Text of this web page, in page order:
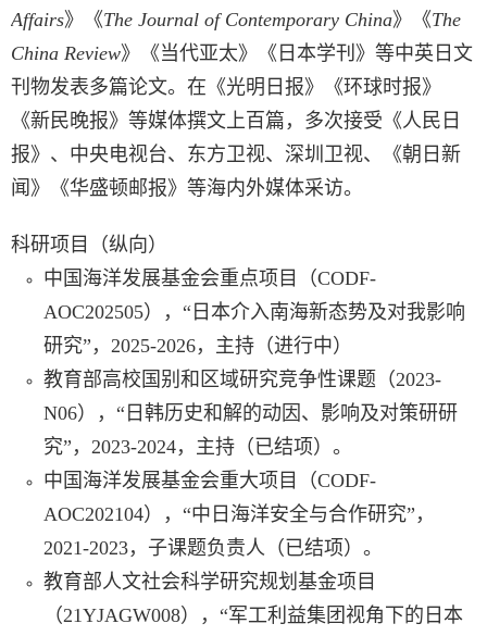
Affairs》《The Journal of Contemporary China》 《The
China Review》 《当代亚太》
《日本学刊》等中英日文
刊物发表多篇论文。 在《光明日报》《环球时报》
《新民晚报》等媒体撰文上百篇，多次接受《人民日
报》、中央电视台、东方卫视、深圳卫视、《朝日新
闻》《华盛顿邮报》等海内外媒体采访。
科研项目（纵向）
中国海洋发展基金会重点项目（CODF-
AOC202505），“日本介入南海新态势及对我影响
研究”， 2025-2026，主持（进行中）
教育部高校国别和区域研究竞争性课题（2023-
N06），“日韩历史和解的动因、影响及对策研研
究”， 2023-2024，主持（已结项）。
中国海洋发展基金会重大项目（CODF-
AOC202104），“中日海洋安全与合作研究”，
2021-2023，子课题负责人（已结项）。
教育部人文社会科学研究规划基金项目
（21YJAGW008），“军工利益集团视角下的日本